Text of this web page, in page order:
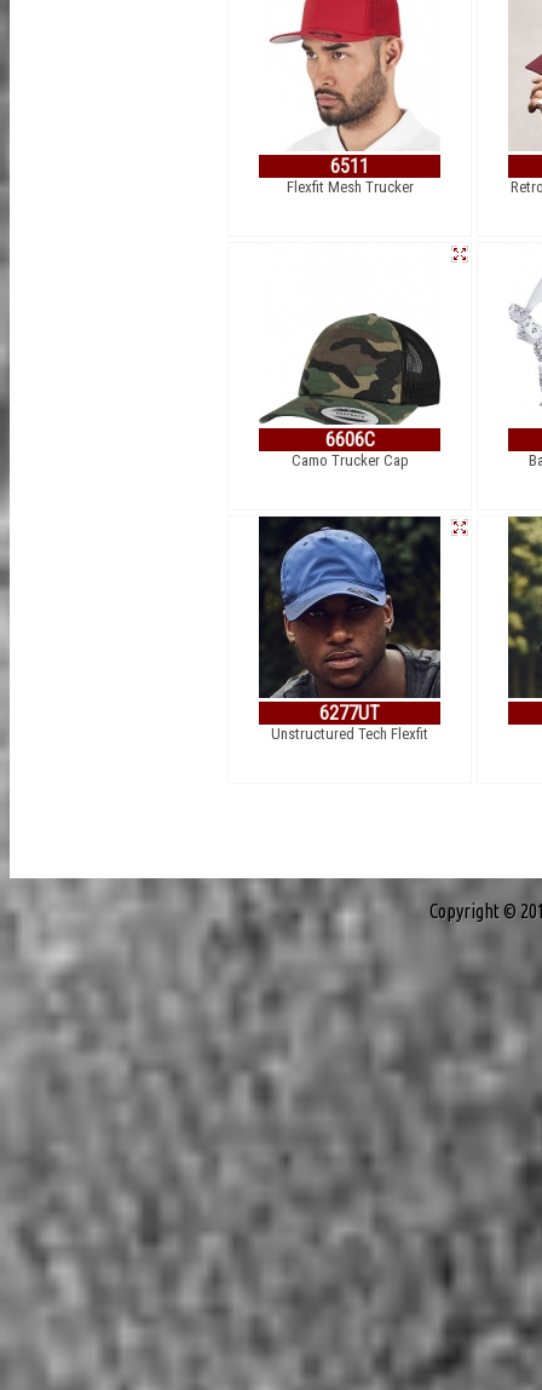
6511
Flexfit Mesh Trucker
6606C
Camo Trucker Cap
6277UT
Unstructured Tech Flexfit
Copyright ©